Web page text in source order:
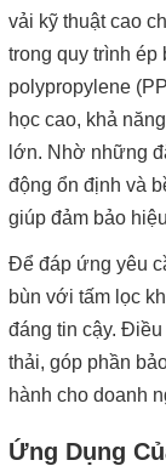
vải kỹ thuật cao
trong quy trình
polypropylene
học cao, khả
lớn. Nhờ những
động ổn định và
giúp đảm bảo
Để đáp ứng yêu
bùn với tấm lọc
đáng tin cậy.
thải, góp phần
hành cho doanh
Ứng Dụng